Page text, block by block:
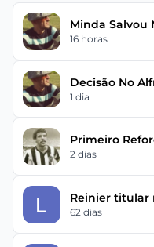
Minda Salvou
16 horas
Decisão No
1 dia
Primeiro
2 dias
Reinier titular
62 dias